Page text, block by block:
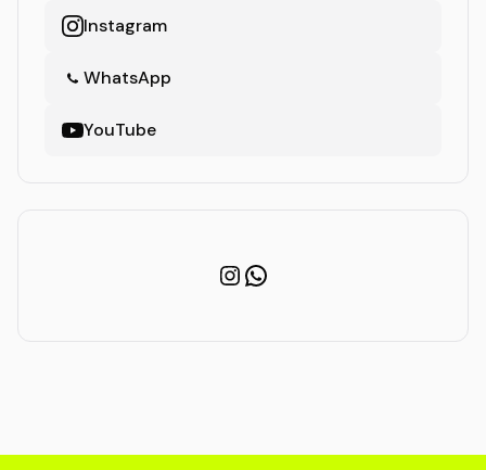
Instagram
WhatsApp
YouTube
Instagram
WhatsApp